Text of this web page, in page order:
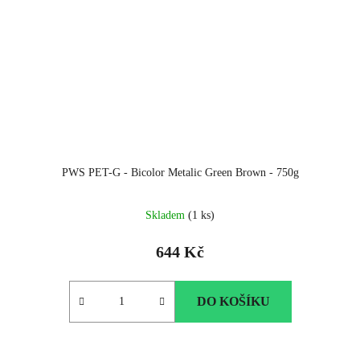
PWS PET-G - Bicolor Metalic Green Brown - 750g
Skladem (1 ks)
644 Kč
DO KOŠÍKU